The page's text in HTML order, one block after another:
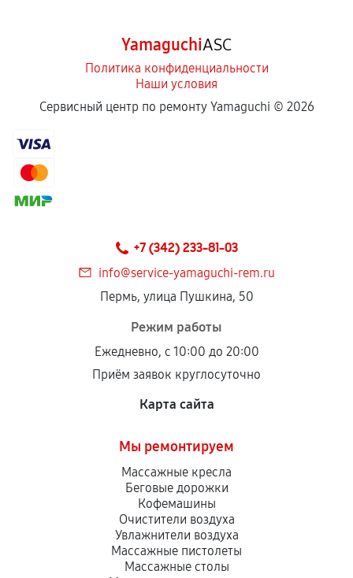
YamaguchiASC
Политика конфиденциальности
Наши условия
Сервисный центр по ремонту Yamaguchi © 2026
+7 (342) 233-81-03
info@service-yamaguchi-rem.ru
Пермь, улица Пушкина, 50
Режим работы
Ежедневно, с 10:00 до 20:00
Приём заявок круглосуточно
Карта сайта
Мы ремонтируем
Массажные кресла
Беговые дорожки
Кофемашины
Очистители воздуха
Увлажнители воздуха
Массажные пистолеты
Массажные столы